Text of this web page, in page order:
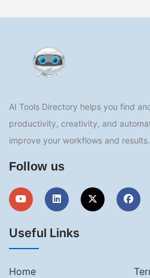
AI Tools Directory helps you find
productivity, creativity, and
improve your workflows and results.
Follow us
Useful Links
Home